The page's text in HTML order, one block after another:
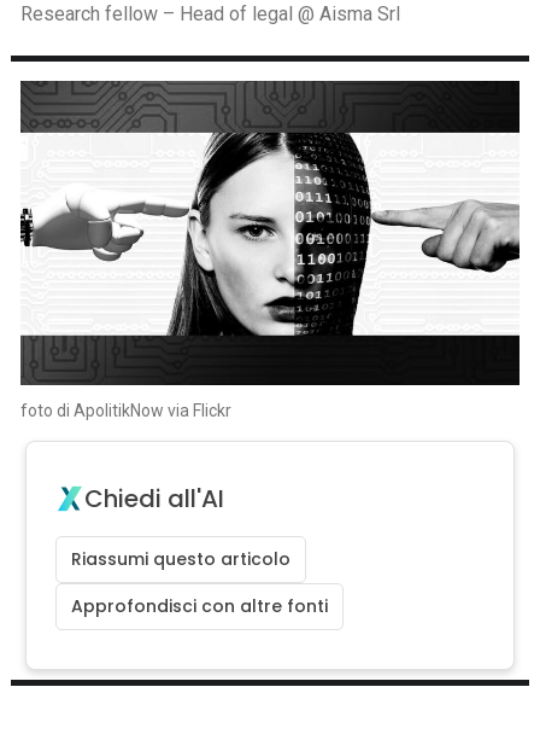
Research fellow – Head of legal @ Aisma Srl
foto di ApolitikNow via Flickr
Chiedi all'AI
Riassumi questo articolo
Approfondisci con altre fonti